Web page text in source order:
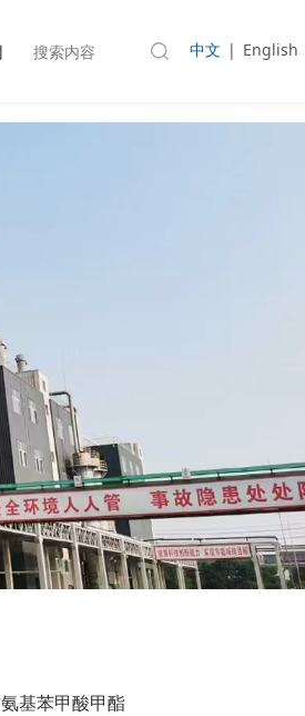
中文 | English
基苯甲酸甲酯